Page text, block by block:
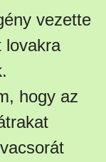
vezette
lovakra
hogy az